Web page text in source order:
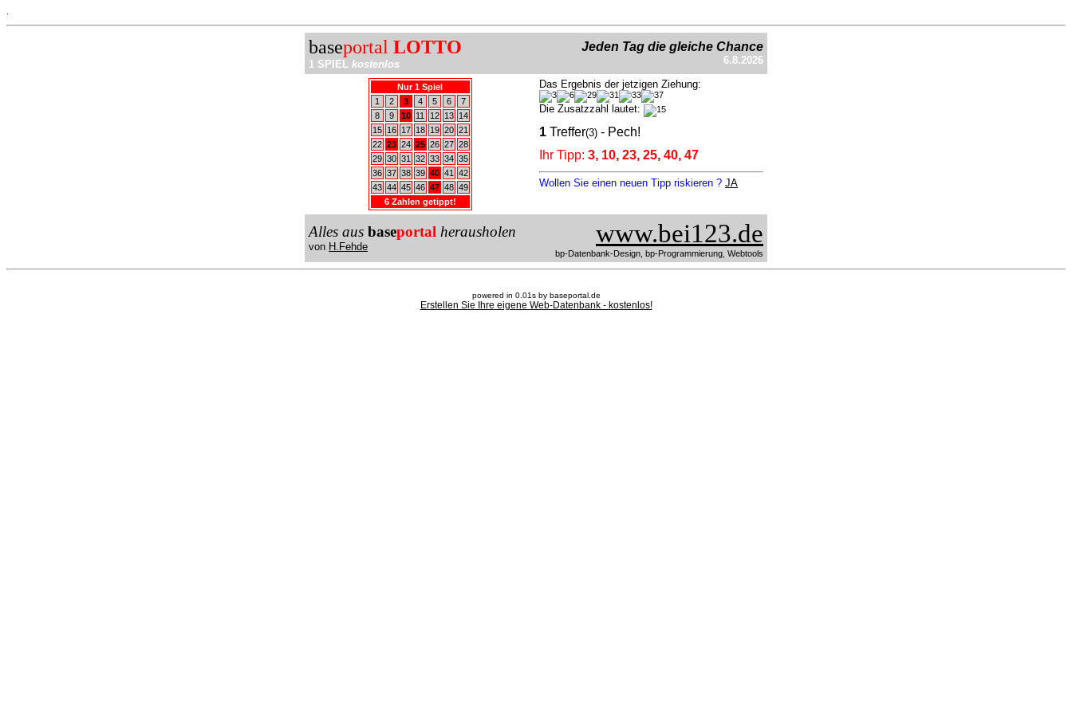
baseportal LOTTO
1 SPIEL kostenlos
Jeden Tag die gleiche Chance
6.8.2026
Nur 1 Spiel
1
2 3 4 5 6
7
8
9 10 11 12 13
14
15
16 17 18 19 20 21
22 23 24 25 26 27 28
29 30 31 32 33 34 35
36 37 38 39 40 41
42
43 44 45 46 47 48 49
6 Zahlen getippt!
Das Ergebnis der jetzigen Ziehung:
Die Zusatzzahl lautet:
1 Treffer(3) - Pech!
Ihr Tipp: 3, 10, 23, 25, 40, 47
Wollen Sie einen neuen Tipp riskieren ? JA
Alles aus baseportal herausholen
von H.Fehde www.bei123.de
bp-Datenbank-Design, bp-Programmierung, Webtools
powered in 0.01s by baseportal.de
Erstellen Sie Ihre eigene Web-Datenbank - kostenlos!